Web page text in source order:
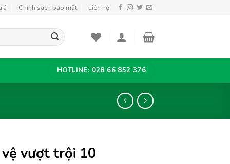
Chính sách bảo mật Liên hệ
HOTLINE: 028 66 852 376
vượt trội 10